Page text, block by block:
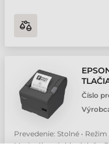
Číslo
Prevedenie: Stolné •
Maximálna rýchlosť tlače: